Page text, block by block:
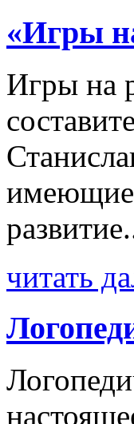
«Игры
Игры на
читать